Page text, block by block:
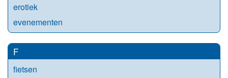
erotiek
evenementen
F
fietsen